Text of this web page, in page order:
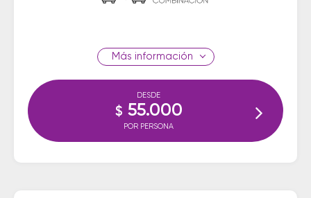
información
DESDE
$ 55.000
POR PERSONA